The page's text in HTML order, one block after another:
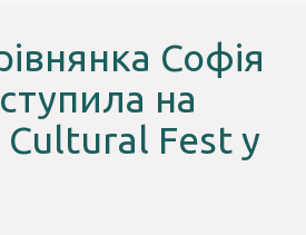
Софія
на
Fest у